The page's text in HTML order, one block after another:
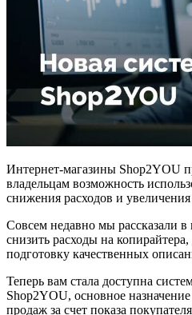
Интернет-магазины Shop2YOU
владельцам возможность
снижения расходов и
Совсем недавно мы рассказали
снизить расходы на
подготовку качественных
Теперь вам стала доступна
Shop2YOU, основное
продаж за счет показа